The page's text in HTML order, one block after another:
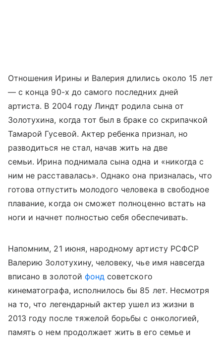
Отношения Ирины и Валерия длились около 15 лет
— с конца 90-х до самого последних дней
артиста. В 2004 году Линдт родила сына от
Золотухина, когда тот был в браке со скрипачкой
Тамарой Гусевой. Актер ребенка признал, но
разводиться не стал, начав жить на две
семьи. Ирина поднимала сына одна и «никогда с
ним не расставалась». Однако она призналась, что
готова отпустить молодого человека в свободное
плавание, когда он сможет полноценно встать на
ноги и начнет полностью себя обеспечивать.
Напомним, 21 июня, народному артисту РСФСР
Валерию Золотухину, человеку, чье имя навсегда
вписано в золотой фонд советского
кинематографа, исполнилось бы 85 лет. Несмотря
на то, что легендарный актер ушел из жизни в
2013 году после тяжелой борьбы с онкологией,
память о нем продолжает жить в его семье и